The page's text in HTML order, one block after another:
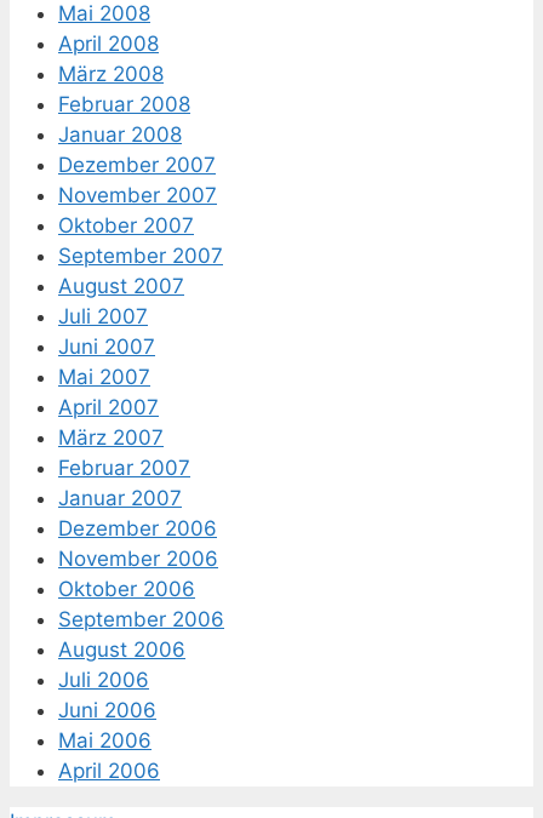
Mai 2008
April 2008
März 2008
Februar 2008
Januar 2008
Dezember 2007
November 2007
Oktober 2007
September 2007
August 2007
Juli 2007
Juni 2007
Mai 2007
April 2007
März 2007
Februar 2007
Januar 2007
Dezember 2006
November 2006
Oktober 2006
September 2006
August 2006
Juli 2006
Juni 2006
Mai 2006
April 2006